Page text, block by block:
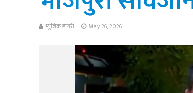
म्युजिक डायरी May 26, 2026